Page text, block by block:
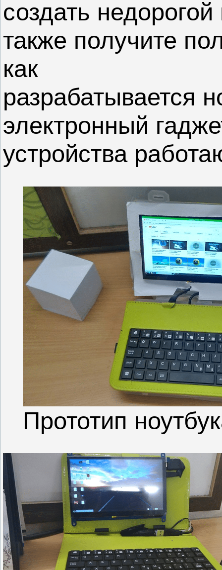
создать
также получите
как
разрабатывается
электронный
устройства
Прототип